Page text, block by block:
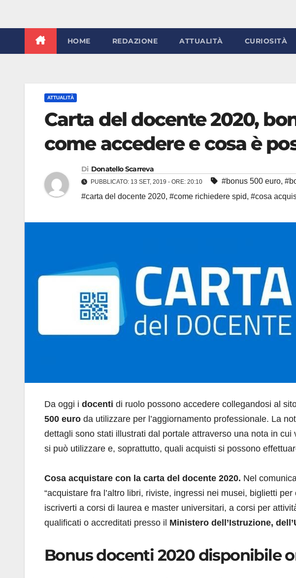
HOME REDAZIONE ATTUALITÀ CURIOSITÀ
ATTUALITÀ
Carta del docente 2020,
come accedere e cosa è
Di Donatello Scarreva
PUBBLICATO: 13 SET, 2019 - ORE: 20:10 #bonus 500 euro,
#carta del docente 2020, #come richiedere spid, #cosa
Da oggi i docenti di ruolo possono accedere collegandosi al
500 euro da utilizzare per l’aggiornamento professionale. La
dettagli sono stati illustrati dal portale attraverso una nota in
si può utilizzare e, soprattutto, quali acquisti si possono
Cosa acquistare con la carta del docente 2020. Nel
“acquistare fra l’altro libri, riviste, ingressi nei musei, biglietti
iscriverti a corsi di laurea e master universitari, a corsi per
qualificati o accreditati presso il Ministero dell’Istruzione,
Bonus docenti 2020 disponibile